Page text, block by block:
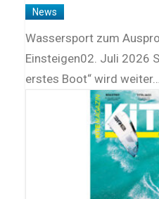
News
Wassersport zum
Einsteigen02. Juli 2026
erstes Boot“ wird weiter…